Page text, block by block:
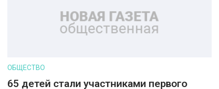
ОБЩЕСТВО
65 детей стали участниками первого